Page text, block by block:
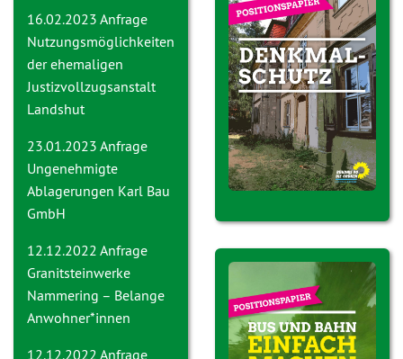
16.02.2023 Anfrage
Nutzungsmöglichkeiten
der ehemaligen
Justizvollzugsanstalt
Landshut
23.01.2023 Anfrage
Ungenehmigte
Ablagerungen Karl Bau
GmbH
12.12.2022 Anfrage
Granitsteinwerke
Nammering – Belange
Anwohner*innen
12.12.2022 Anfrage